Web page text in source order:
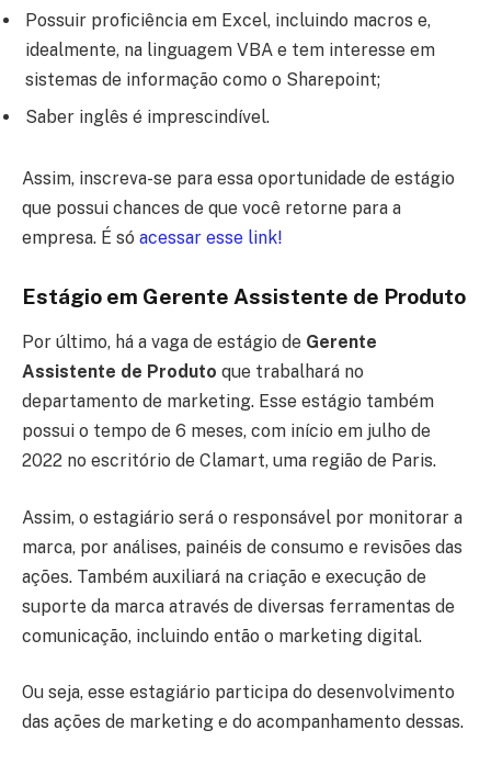
Possuir proficiência em Excel, incluindo macros e,
idealmente, na linguagem VBA e tem interesse em
sistemas de informação como o Sharepoint;
Saber inglês é imprescindível.
Assim, inscreva-se para essa oportunidade de estágio
que possui chances de que você retorne para a
empresa. É só acessar esse link!
Estágio em Gerente Assistente de Produto
Por último, há a vaga de estágio de Gerente
Assistente de Produto que trabalhará no
departamento de marketing. Esse estágio também
possui o tempo de 6 meses, com início em julho de
2022 no escritório de Clamart, uma região de Paris.
Assim, o estagiário será o responsável por monitorar a
marca, por análises, painéis de consumo e revisões das
ações. Também auxiliará na criação e execução de
suporte da marca através de diversas ferramentas de
comunicação, incluindo então o marketing digital.
Ou seja, esse estagiário participa do desenvolvimento
das ações de marketing e do acompanhamento dessas.